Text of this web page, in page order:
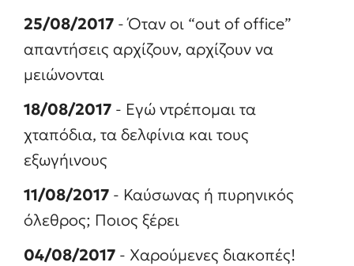
25/08/2017 - Όταν οι “out of office”
απαντήσεις αρχίζουν, αρχίζουν να
μειώνονται
18/08/2017 - Εγώ ντρέπομαι τα
χταπόδια, τα δελφίνια και τους
εξωγήινους
11/08/2017 - Καύσωνας ή πυρηνικός
όλεθρος; Ποιος ξέρει
04/08/2017 - Χαρούμενες διακοπές!